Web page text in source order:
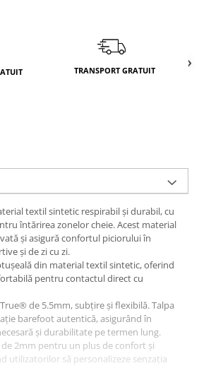
TRANSPORT GRATUIT
textil sintetic respirabil și durabil, cu
întărirea zonelor cheie. Acest material
și asigură confortul piciorului în
și de zi cu zi.
din material textil sintetic, oferind
pentru contactul direct cu
de 5.5mm, subțire și flexibilă. Talpa
barefoot autentică, asigurând în
și durabilitate pe termen lung.
2mm pentru un plus de confort și
utilizatorilor să personalizeze senzația
potriviți pentru sport, drumeții,